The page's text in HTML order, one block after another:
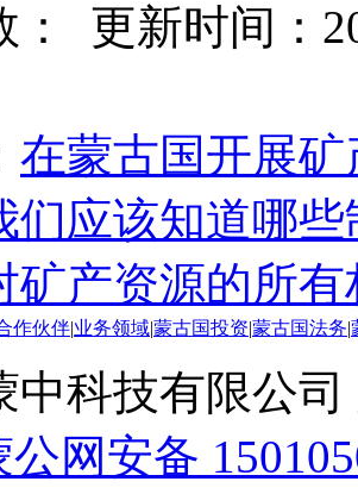
更新时间：
在蒙古国开展
们应该知道哪些
矿产资源的所有
作伙伴 业务领域 蒙古国投资 蒙古国法务
中科技有限公
公网安备